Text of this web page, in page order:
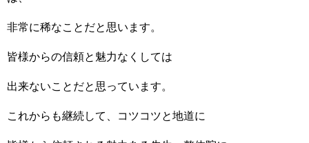
非常に稀なことだと思います。
皆様からの信頼と魅力なくしては
出来ないことだと思っています。
これからも継続して、コツコツと地道に